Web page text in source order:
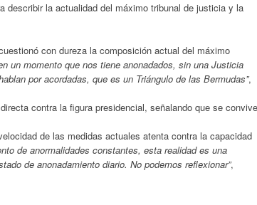
describir la actualidad del máximo tribunal de justicia y la
con dureza la composición actual del máximo
un momento que nos tiene anonadados, sin una Justicia
por acordadas, que es un Triángulo de las Bermudas”,
contra la figura presidencial, señalando que se convive
de las medidas actuales atenta contra la capacidad
de anormalidades constantes, esta realidad es una
de anonadamiento diario. No podemos reflexionar”,